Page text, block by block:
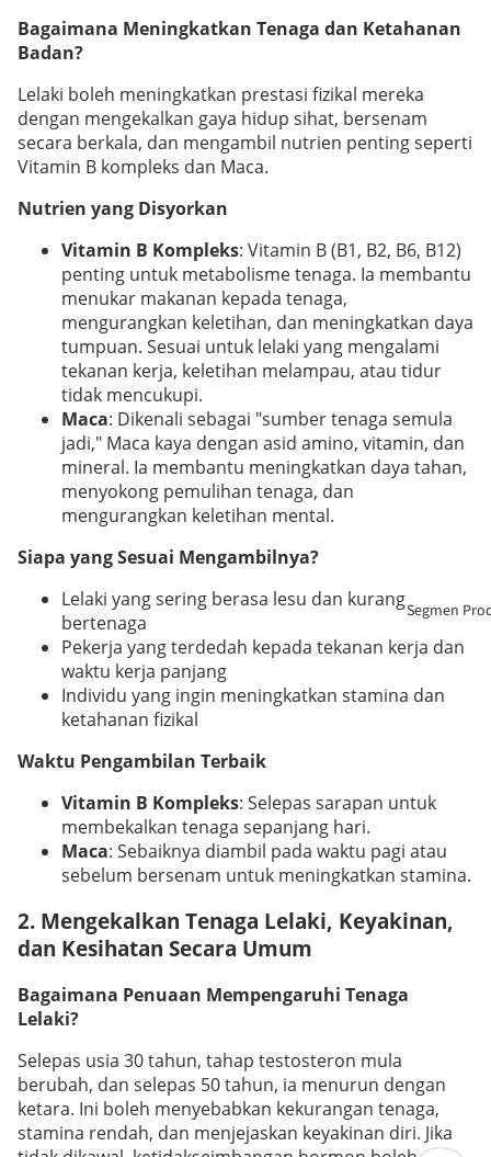
Segmen
Bagaimana Meningkatkan Tenaga dan Ketahanan
Badan?
Lelaki boleh meningkatkan prestasi fizikal mereka
dengan mengekalkan gaya hidup sihat, bersenam
secara berkala, dan mengambil nutrien penting seperti
Vitamin B kompleks dan Maca.
Nutrien yang Disyorkan
Vitamin B Kompleks: Vitamin B (B1, B2, B6, B12)
penting untuk metabolisme tenaga. Ia membantu
menukar makanan kepada tenaga,
mengurangkan keletihan, dan meningkatkan daya
tumpuan. Sesuai untuk lelaki yang mengalami
tekanan kerja, keletihan melampau, atau tidur
tidak mencukupi.
Maca: Dikenali sebagai "sumber tenaga semula
jadi," Maca kaya dengan asid amino, vitamin, dan
mineral. Ia membantu meningkatkan daya tahan,
menyokong pemulihan tenaga, dan
mengurangkan keletihan mental.
Siapa yang Sesuai Mengambilnya?
Lelaki yang sering berasa lesu dan kurang
bertenaga
Pekerja yang terdedah kepada tekanan kerja dan
waktu kerja panjang
Individu yang ingin meningkatkan stamina dan
ketahanan fizikal
Waktu Pengambilan Terbaik
Vitamin B Kompleks: Selepas sarapan untuk
membekalkan tenaga sepanjang hari.
Maca: Sebaiknya diambil pada waktu pagi atau
sebelum bersenam untuk meningkatkan stamina.
2. Mengekalkan Tenaga Lelaki, Keyakinan,
dan Kesihatan Secara Umum
Bagaimana Penuaan Mempengaruhi Tenaga
Lelaki?
Selepas usia 30 tahun, tahap testosteron mula
berubah, dan selepas 50 tahun, ia menurun dengan
ketara. Ini boleh menyebabkan kekurangan tenaga,
stamina rendah, dan menjejaskan keyakinan diri. Jika